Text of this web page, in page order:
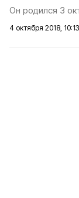
Он родился 3
4 октября 2018, 10:13